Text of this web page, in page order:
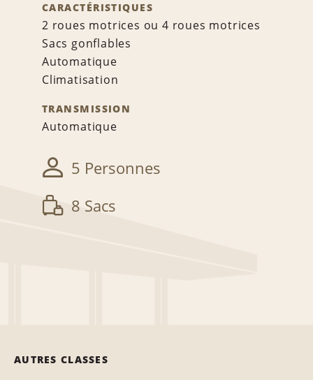
CARACTÉRISTIQUES
2 roues motrices ou 4 roues motrices
Sacs gonflables
Automatique
Climatisation
TRANSMISSION
Automatique
5 Personnes
8 Sacs
AUTRES CLASSES